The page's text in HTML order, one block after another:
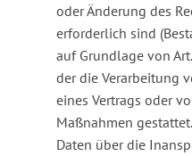
oder Änderung des
erforderlich sind
auf Grundlage von
der die Verarbeitung
eines Vertrags oder
Maßnahmen
Daten über die